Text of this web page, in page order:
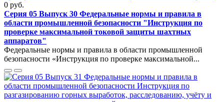
0 руб.
Серия 05 Выпуск 30 Федеральные нормы и правила в
области промышленной безопасности "Инструкция по
проверке максимальной токовой защиты шахтных
аппаратов"
Федеральные нормы и правила в области промышленной
безопасности «Инструкция по проверке максимальной...